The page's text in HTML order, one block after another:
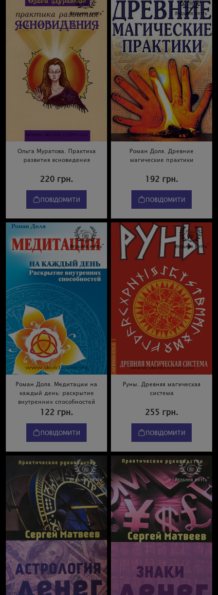
Ольга Муратова. Практика
развития ясновидения
220 грн.
ПОВІДОМИТИ
Роман Доля. Древние
магические практики
192 грн.
ПОВІДОМИТИ
Роман Доля. Медитации на
каждый день: раскрытие
внутренних способностей
122 грн.
ПОВІДОМИТИ
Руны. Древняя магическая
система
255 грн.
ПОВІДОМИТИ